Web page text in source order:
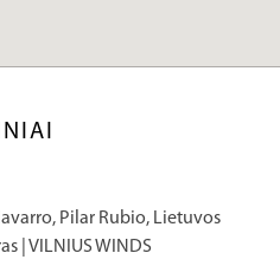
Pilar Rubio, Lietuvos
| VILNIUS WINDS